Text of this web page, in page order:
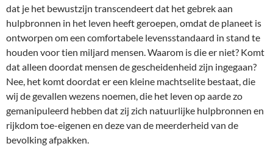
dat je het bewustzijn transcendeert dat het gebrek aan
hulpbronnen in het leven heeft geroepen, omdat de planeet is
ontworpen om een comfortabele levensstandaard in stand te
houden voor tien miljard mensen. Waarom is die er niet? Komt
dat alleen doordat mensen de gescheidenheid zijn ingegaan?
Nee, het komt doordat er een kleine machtselite bestaat, die
wij de gevallen wezens noemen, die het leven op aarde zo
gemanipuleerd hebben dat zij zich natuurlijke hulpbronnen en
rijkdom toe-eigenen en deze van de meerderheid van de
bevolking afpakken.